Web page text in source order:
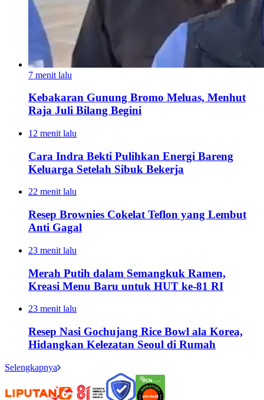
7 menit lalu
Kebakaran Gunung Bromo Meluas, Menhut
Raja Juli Bilang Begini
12 menit lalu
Cara Indra Bekti Pulihkan Energi Bareng
Keluarga Setelah Sibuk Bekerja
22 menit lalu
Resep Brownies Cokelat Teflon yang Lembut
Anti Gagal
23 menit lalu
Merah Putih dalam Semangkuk Ramen,
Kreasi Menu Baru untuk HUT ke-81 RI
23 menit lalu
Resep Nasi Gochujang Rice Bowl ala Korea,
Hidangkan Kelezatan Seoul di Rumah
Selengkapnya